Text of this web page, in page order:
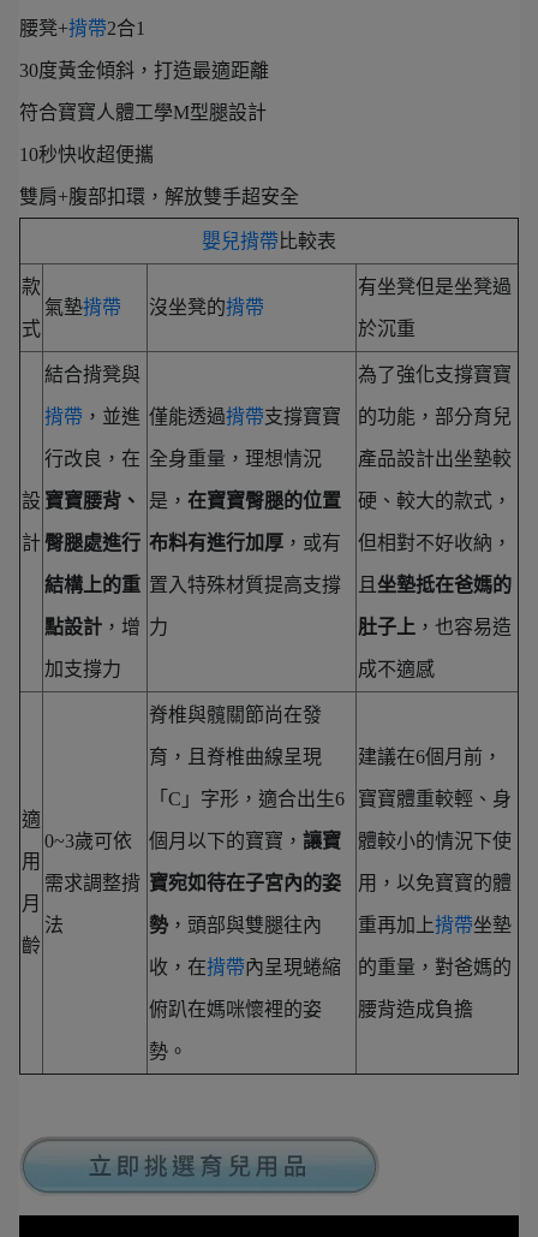
腰凳+揹帶2合1
30度黃金傾斜，打造最適距離
符合寶寶人體工學M型腿設計
10秒快收超便攜
雙肩+腹部扣環，解放雙手超安全
嬰兒揹帶 比較表
款
式
氣墊揹帶 沒坐凳的揹帶
有坐凳但是坐凳過
於沉重
設
計
結合揹凳與
揹帶 ，並進
行改良，在
寶寶腰背、
臀腿處進行
結構上的重
點設計 ，增
加支撐力
僅能透過揹帶支撐寶寶
全身重量，理想情況
是， 在寶寶臀腿的位置
布料有進行加厚 ，或有
置入特殊材質提高支撐
力
為了強化支撐寶寶
的功能，部分育兒
產品設計出坐墊較
硬、較大的款式，
但相對不好收納，
且 坐墊抵在爸媽的
肚子上 ，也容易造
成不適感
適
用
月
齡
0~3歲可依
需求調整揹
法
脊椎與髖關節尚在發
育，且脊椎曲線呈現
「C」字形，適合出生6
個月以下的寶寶， 讓寶
寶宛如待在子宮內的姿
勢 ，頭部與雙腿往內
收，在揹帶內呈現蜷縮
俯趴在媽咪懷裡的姿
勢。
建議在6個月前，
寶寶體重較輕、身
體較小的情況下使
用，以免寶寶的體
重再加上揹帶坐墊
的重量，對爸媽的
腰背造成負擔